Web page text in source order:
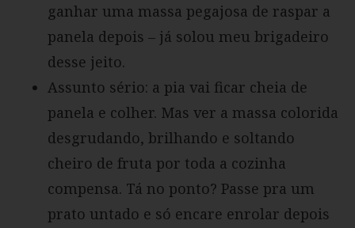
ganhar uma massa pegajosa de raspar a
panela depois – já solou meu brigadeiro
desse jeito.
Assunto sério: a pia vai ficar cheia de
panela e colher. Mas ver a massa colorida
desgrudando, brilhando e soltando
cheiro de fruta por toda a cozinha
compensa. Tá no ponto? Passe pra um
prato untado e só encare enrolar depois